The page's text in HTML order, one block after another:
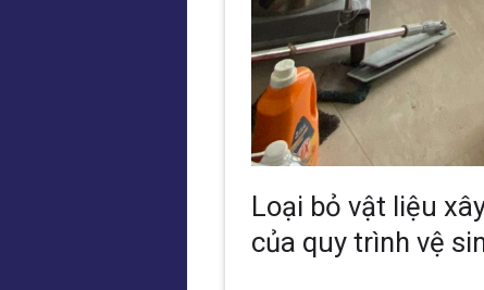
Loại bỏ vật liệu
của quy trình vệ